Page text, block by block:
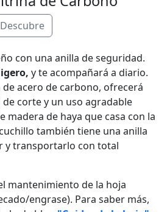
Descubre
con una anilla de seguridad.
y te acompañará a diario.
de acero de carbono, ofrecerá
corte y un uso agradable
madera de haya que casa con la
también tiene una anilla
y transportarlo con total
mantenimiento de la hoja
engrase). Para saber más,